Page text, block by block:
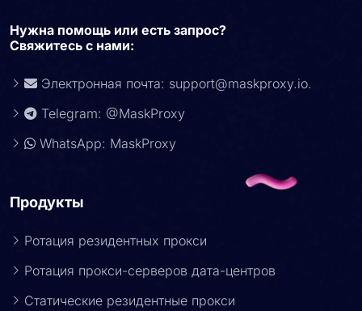
Нужна помощь или есть запрос?
Свяжитесь с нами:
Электронная почта: support@maskproxy.io.
Telegram: @MaskProxy
WhatsApp: MaskProxy
Продукты
Ротация резидентных прокси
Ротация прокси-серверов дата-центров
Статические резидентные прокси